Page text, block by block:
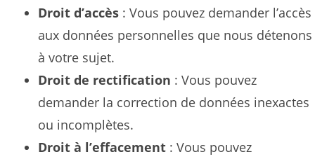
Droit d’accès : Vous pouvez demander l’accès
aux données personnelles que nous détenons
à votre sujet.
Droit de rectification : Vous pouvez
demander la correction de données inexactes
ou incomplètes.
Droit à l’effacement : Vous pouvez